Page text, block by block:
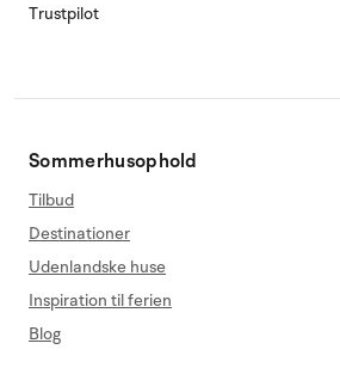
Trustpilot
Sommerhusophold
Tilbud
Destinationer
Udenlandske huse
Inspiration til ferien
Blog